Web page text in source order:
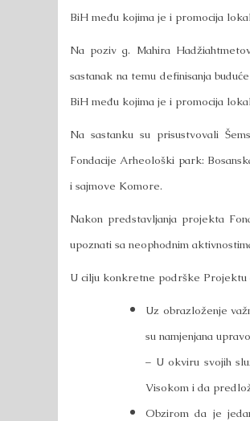
BiH među kojima je i promocija
Na poziv g. Mahira
sastanak na temu definisanja
BiH među kojima je i promocija
Na sastanku su prisustvovali
Fondacije Arheološki park:
i sajmove Komore.
Nakon predstavljanja projekta
upoznati sa neophodnim
U cilju konkretne podrške Projektu
Uz obrazloženje
su namjenjana
– U okviru svojih
Visokom i da
Obzirom da je